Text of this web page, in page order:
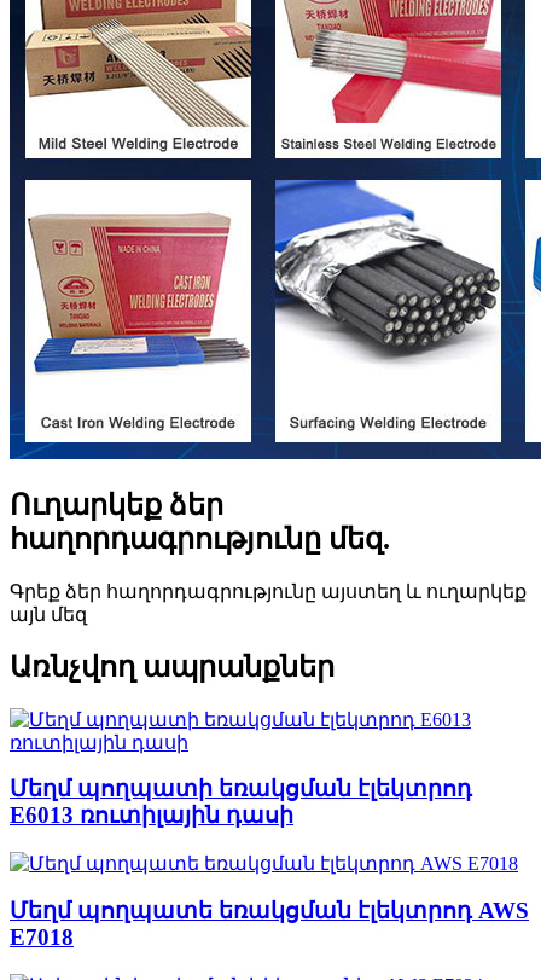
Ուղարկեք ձեր
հաղորդագրությունը մեզ.
Գրեք ձեր հաղորդագրությունը այստեղ և ուղարկեք
այն մեզ
Առնչվող ապրանքներ
Մեղմ պողպատի եռակցման էլեկտրոդ
E6013 ռուտիլային դասի
Մեղմ պողպատե եռակցման էլեկտրոդ AWS
E7018